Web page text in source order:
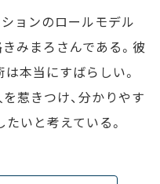
ョンのロールモデル
みまろさんである。彼
本当にすばらしい。
惹きつけ、分かりやす
いと考えている。